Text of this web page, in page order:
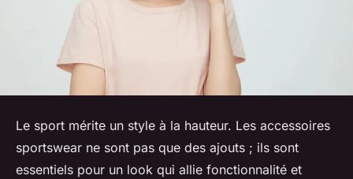
Le sport mérite un style à la hauteur. Les accessoires
sportswear ne sont pas que des ajouts ; ils sont
essentiels pour un look qui allie fonctionnalité et